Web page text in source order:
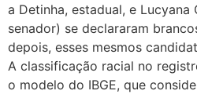
a Detinha, estadual, e Lucyana
senador) se declararam
depois, esses mesmos
A classificação racial no
o modelo do IBGE, que